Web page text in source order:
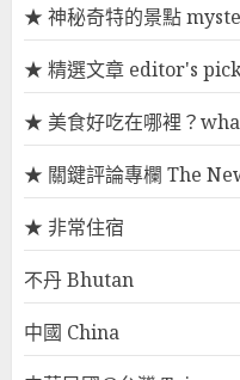
★ 神秘奇特的景點
★ 精選文章 editor's
★ 美食好吃在哪裡？
★ 關鍵評論專欄 The
★ 非常住宿
不丹 Bhutan
中國 China